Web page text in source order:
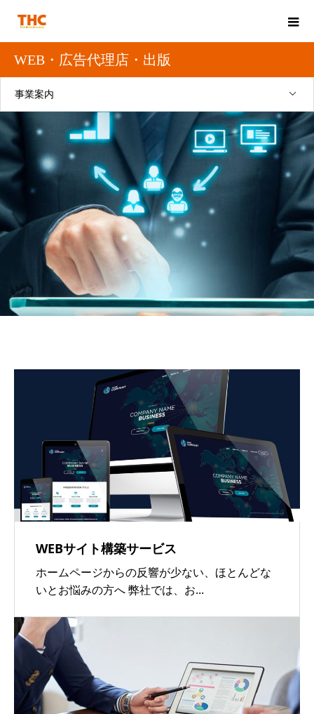
WEB・広告代理店・出版
事業案内
WEBサイト構築サービス
ホームページからの反響が少ない、ほとんどな
いとお悩みの方へ 弊社では、お...